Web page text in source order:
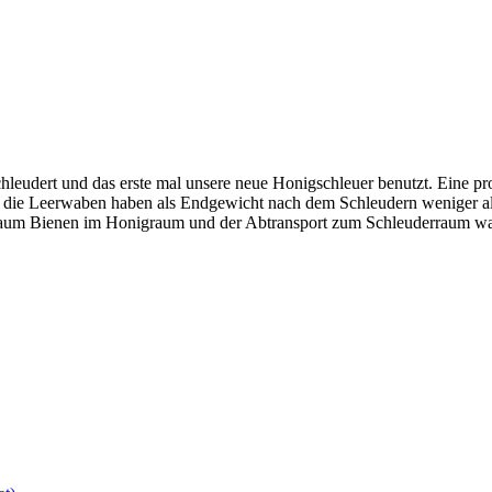
und das erste mal unsere neue Honigschleuer benutzt. Eine
Leerwaben haben als Endgewicht nach dem Schleudern
Bienen im Honigraum und der Abtransport zum Schleuderraum